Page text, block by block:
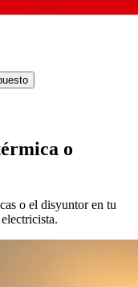
o
o el disyuntor en tu